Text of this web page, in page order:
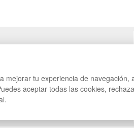
mejorar tu experiencia de navegación,
aceptar todas las cookies,